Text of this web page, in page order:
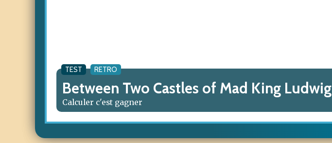
TEST RETRO
Between Two Castles of Mad King Ludwig
Calculer c'est gagner